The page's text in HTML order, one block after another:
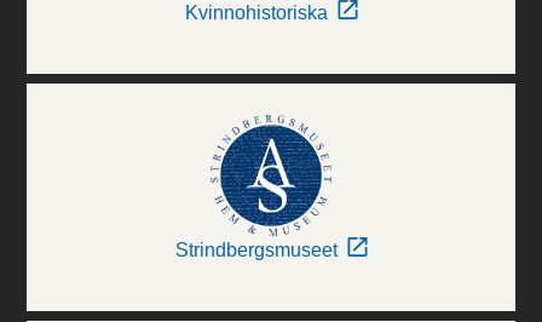
Kvinnohistoriska
Strindbergsmuseet